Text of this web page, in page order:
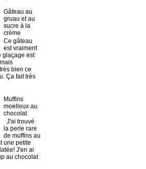
Gâteau au
gruau et au
sucre à la
crème
Ce gâteau
est vraiment
glaçage est
bien ce
Ça fait très
Muffins
moelleux au
chocolat
J'ai trouvé
la perle rare
de muffins au
une petite
J'en ai
au chocolat